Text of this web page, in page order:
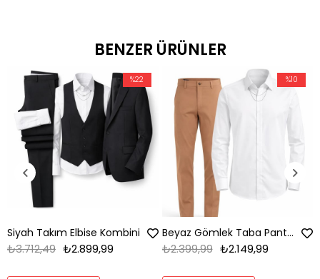
BENZER ÜRÜNLER
Siyah Takım Elbise Kombini
₺2.899,99
₺3.712,49
%22
Beyaz Gömlek Taba Pantolon Kombin
₺2.149,99
₺2.399,99
%10